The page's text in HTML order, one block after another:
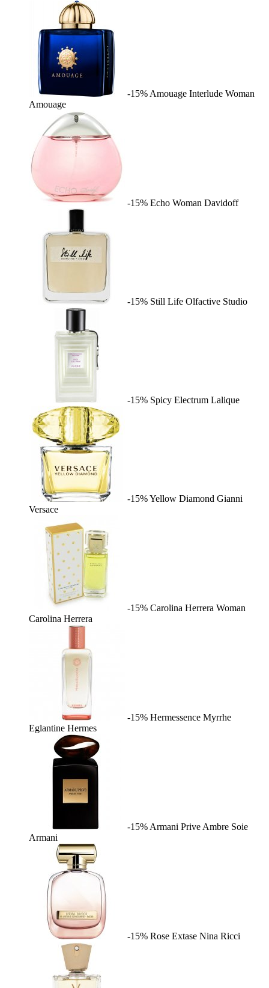
-15% Amouage Interlude Woman
Amouage
-15% Echo Woman Davidoff
-15% Still Life Olfactive Studio
-15% Spicy Electrum Lalique
-15%Yellow Diamond Gianni
Versace
-15% Carolina Herrera Woman
Carolina Herrera
-15% Hermessence Myrrhe
Eglantine Hermes
-15% Armani Prive Ambre Soie
Armani
-15% Rose Extase Nina Ricci